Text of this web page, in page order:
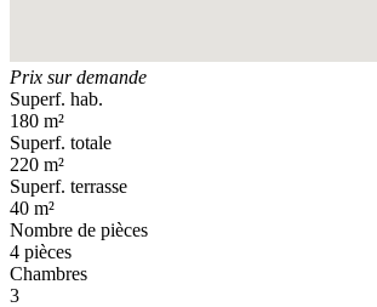
Prix sur demande
Superf. hab.
180 m²
Superf. totale
220 m²
Superf. terrasse
40 m²
Nombre de pièces
4 pièces
Chambres
3